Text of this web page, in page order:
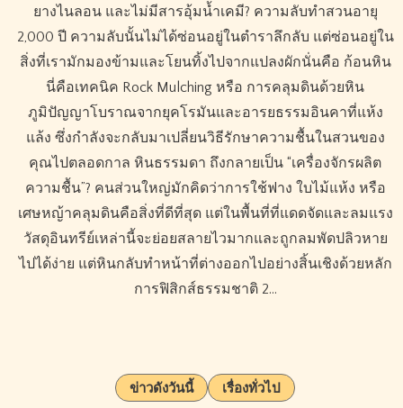
ยางไนลอน และไม่มีสารอุ้มน้ำเคมี? ความลับทำสวนอายุ
2,000 ปี ความลับนั้นไม่ได้ซ่อนอยู่ในตำราลึกลับ แต่ซ่อนอยู่ใน
สิ่งที่เรามักมองข้ามและโยนทิ้งไปจากแปลงผักนั่นคือ ก้อนหิน
นี่คือเทคนิค Rock Mulching หรือ การคลุมดินด้วยหิน
ภูมิปัญญาโบราณจากยุคโรมันและอารยธรรมอินคาที่แห้ง
แล้ง ซึ่งกำลังจะกลับมาเปลี่ยนวิธีรักษาความชื้นในสวนของ
คุณไปตลอดกาล หินธรรมดา ถึงกลายเป็น “เครื่องจักรผลิต
ความชื้น”? คนส่วนใหญ่มักคิดว่าการใช้ฟาง ใบไม้แห้ง หรือ
เศษหญ้าคลุมดินคือสิ่งที่ดีที่สุด แต่ในพื้นที่ที่แดดจัดและลมแรง
วัสดุอินทรีย์เหล่านี้จะย่อยสลายไวมากและถูกลมพัดปลิวหาย
ไปได้ง่าย แต่หินกลับทำหน้าที่ต่างออกไปอย่างสิ้นเชิงด้วยหลัก
การฟิสิกส์ธรรมชาติ 2…
ข่าวดังวันนี้ เรื่องทั่วไป